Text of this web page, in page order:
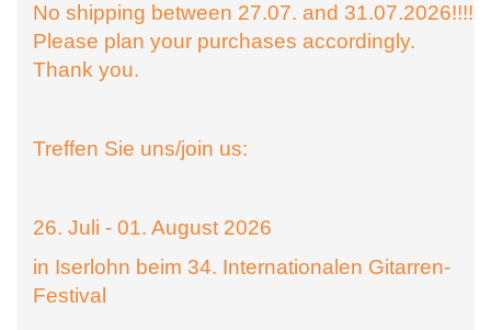
No shipping between 27.07. and 31.07.2026!!!!
Please plan your purchases accordingly.
Thank you.
Treffen Sie uns/join us:
26. Juli - 01. August 2026
in Iserlohn beim 34. Internationalen Gitarren-
Festival